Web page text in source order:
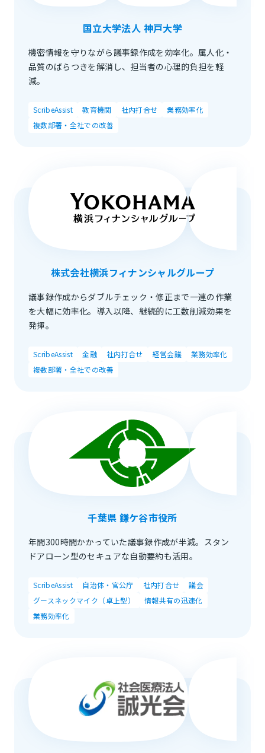
国立大学法人 神戸大学
機密情報を守りながら議事録作成を効率化。属人化・
品質のばらつきを解消し、担当者の心理的負担を軽
減。
ScribeAssist 教育機関 社内打合せ
業務効率化
複数部署・全社での改善
株式会社横浜フィナンシャルグループ
議事録作成からダブルチェック・修正まで一連の作業
を大幅に効率化。導入以降、継続的に工数削減効果を
発揮。
ScribeAssist 金融 社内打合せ 経営会議
業務効率化
複数部署・全社での改善
千葉県 鎌ケ谷市役所
年間300時間かかっていた議事録作成が半減。スタン
ドアローン型のセキュアな自動要約も活用。
ScribeAssist 自治体・官公庁 社内打合せ
議会
グースネックマイク（卓上型）
情報共有の迅速化
業務効率化